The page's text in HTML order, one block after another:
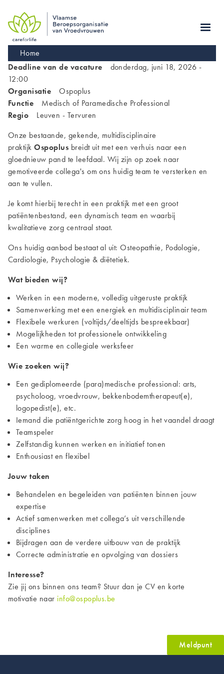
main
navigation
Kruimelpad
Home
Deadline van de vacature
donderdag, juni 18, 2026 -
12:00
Organisatie
Ospoplus
Functie
Medisch of Paramedische Professional
Regio
Leuven - Tervuren
Onze bestaande, gekende, multidisciplinaire
praktijkOspoplus breidt uit met een verhuis naar een
gloednieuw pand te leefdaal. Wij zijn op zoek naar
gemotiveerde collega's om ons huidig team te versterken en
aan te vullen.
Je komt hierbij terecht in een praktijk met een groot
patiëntenbestand, een dynamisch team en waarbij
kwalitatieve zorg centraal staat.
Ons huidig aanbod bestaat al uit: Osteopathie, Podologie,
Cardiologie, Psychologie & diëtetiek.
Wat bieden wij?
Werken in een moderne, volledig uitgeruste praktijk
Samenwerking met een energiek en multidisciplinair team
Flexibele werkuren (voltijds/deeltijds bespreekbaar)
Mogelijkheden tot professionele ontwikkeling
Een warme en collegiale werksfeer
Wie zoeken wij?
Een gediplomeerde (para)medische professional: arts,
psycholoog, vroedvrouw, bekkenbodemtherapeut(e),
logopedist(e), etc.
Iemand die patiëntgerichte zorg hoog in het vaandel draagt
Teamspeler
Zelfstandig kunnen werken en initiatief tonen
Enthousiast en flexibel
Jouw taken
Behandelen en begeleiden van patiënten binnen jouw
expertise
Actief samenwerken met collega’s uit verschillende
disciplines
Bijdragen aan de verdere uitbouw van de praktijk
Correcte administratie en opvolging van dossiers
Interesse?
Zie jij ons binnen ons team? Stuur dan je CV en korte
motivatie naar info@ospoplus.be
Meldpunt